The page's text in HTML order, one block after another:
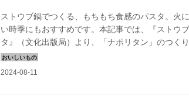
ストウブ鍋でつくる、もちもち食感のパスタ。火
い時季にもおすすめです。本記事では、『ストウ
タ』（文化出版局）より、「ナポリタン」のつく
ップを炒めることで酸味が丸くなり、ぐんとおい
す。